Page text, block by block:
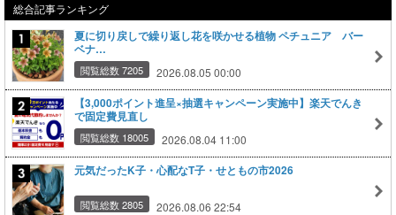
総合記事ランキング
夏に切り戻しで繰り返し花を咲かせる植物 ペチュニア バー
ベナ…
閲覧総数 7205 2026.08.05 00:00
【3,000ポイント進呈×抽選キャンペーン実施中】楽天でんき
で固定費見直し
閲覧総数 18005 2026.08.04 11:00
元気だったK子・心配なT子・せともの市2026
閲覧総数 2805 2026.08.06 22:54